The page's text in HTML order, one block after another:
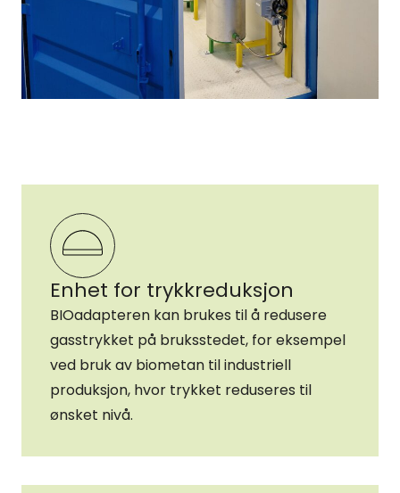
Enhet for trykkreduksjon
BIOadapteren kan brukes til å redusere
gasstrykket på bruksstedet, for eksempel
ved bruk av biometan til industriell
produksjon, hvor trykket reduseres til
ønsket nivå.